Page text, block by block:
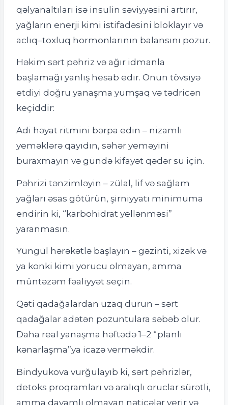
qəlyanaltıları isə insulin səviyyəsini artırır,
yağların enerji kimi istifadəsini bloklayır və
aclıq–toxluq hormonlarının balansını pozur.
Həkim sərt pəhriz və ağır idmanla
başlamağı yanlış hesab edir. Onun tövsiyə
etdiyi doğru yanaşma yumşaq və tədricən
keçiddir:
Adi həyat ritmini bərpa edin – nizamlı
yeməklərə qayıdın, səhər yeməyini
buraxmayın və gündə kifayət qədər su için.
Pəhrizi tənzimləyin – zülal, lif və sağlam
yağları əsas götürün, şirniyyatı minimuma
endirin ki, “karbohidrat yellənməsi”
yaranmasın.
Yüngül hərəkətlə başlayın – gəzinti, xizək və
ya konki kimi yorucu olmayan, amma
müntəzəm fəaliyyət seçin.
Qəti qadağalardan uzaq durun – sərt
qadağalar adətən pozuntulara səbəb olur.
Daha real yanaşma həftədə 1–2 “planlı
kənarlaşma”ya icazə verməkdir.
Bindyukova vurğulayıb ki, sərt pəhrizlər,
detoks proqramları və aralıqlı oruclar sürətli,
amma davamlı olmayan nəticələr verir və